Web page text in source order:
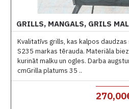
Kvalitatīvs grills, kas kalpos
S235 markas tērauda. Materiāla
kurināt malku un ogles. Darba
cmGrilla platums 35 ..